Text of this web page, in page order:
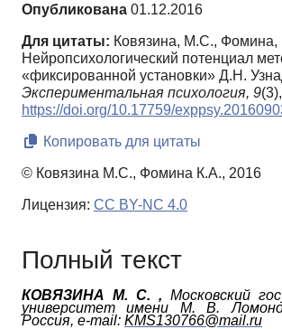
Опубликована 01.12.2016
Для цитаты: Ковязина, М.С., Фомина,
Нейропсихологический потенциал
«фиксированной установки» Д.Н.
Экспериментальная психология, 9
https://doi.org/10.17759/
Копировать для цитаты
© Ковязина М.С., Фомина К.А., 2016
Лицензия: CC BY-NC 4.0
Полный текст
КОВЯЗИНА М. С. , Московский
университет имени М. В.
Россия, e-mail: KMS130766@mail.ru